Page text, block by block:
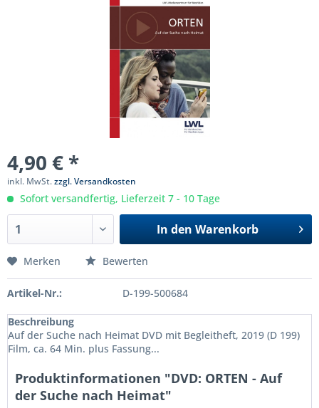
4,90 € *
inkl. MwSt.zzgl. Versandkosten
Sofort versandfertig, Lieferzeit 7 - 10 Tage
In den Warenkorb
Merken Bewerten
Artikel-Nr.: D-199-500684
Beschreibung
Auf der Suche nach Heimat DVD mit Begleitheft, 2019 (D 199)
Film, ca. 64 Min. plus Fassung...
Produktinformationen "DVD: ORTEN - Auf
der Suche nach Heimat"